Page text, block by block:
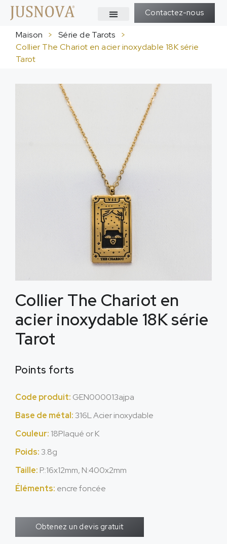
Contactez-nous
Maison > Série de Tarots
>
Collier The Chariot en acier inoxydable 18K série
Tarot
Collier The Chariot en
acier inoxydable 18K série
Tarot
Points forts
Code produit: GEN000013ajpa
Base de métal: 316L Acier inoxydable
Couleur: 18Plaqué or K
Poids: 3.8g
Taille: P.:16x12mm, N:400x2mm
Éléments: encre foncée
Obtenez un devis gratuit